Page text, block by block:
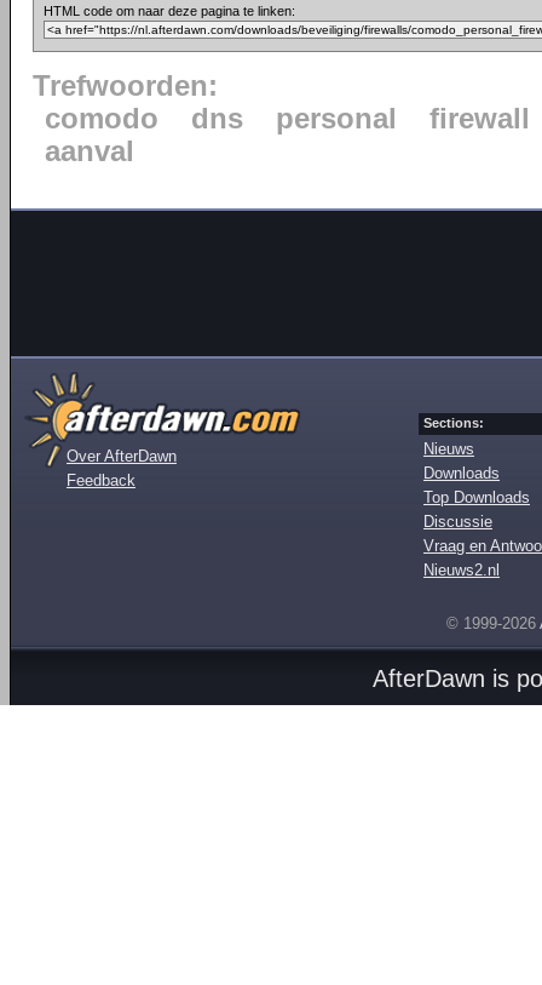
HTML code om naar deze pagina te linken:
Trefwoorden:
comodo
dns personal
firewall
aanval
Over AfterDawn
Feedback
Sections:
Nieuws
Downloads
Top Downloads
Discussie
Vraag en
Nieuws2.nl
© 1999-2026
AfterDawn is